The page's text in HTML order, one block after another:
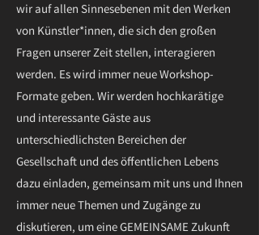
wir auf allen Sinnesebenen mit den Werken
von Künstler*innen, die sich den großen
Fragen unserer Zeit stellen, interagieren
werden. Es wird immer neue Workshop-
Formate geben. Wir werden hochkarätige
und interessante Gäste aus
unterschiedlichsten Bereichen der
Gesellschaft und des öffentlichen Lebens
dazu einladen, gemeinsam mit uns und Ihnen
immer neue Themen und Zugänge zu
diskutieren, um eine GEMEINSAME Zukunft